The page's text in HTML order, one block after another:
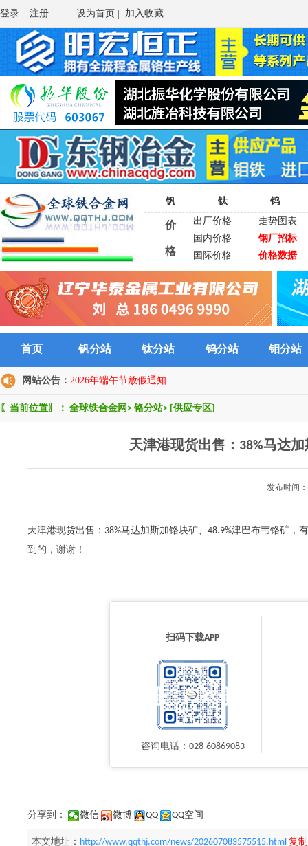
登录 注册 设为首页 加入收藏
钒 钛 钨
价
格
出厂价格
走势图表
国内价格
钢厂招标
国际价格
价格数据
首页 钒分站 钛分站 钨分站 钼分站
网站公告： 2026年端午节放假通知
〖当前位置〗： 全球铁合金网 > 铬分站> [供应专区]
天津港现货出售：38%马达
发布时间
天津港现货出售：38%马达加斯加铬块矿、48.9%津巴布韦铬矿
到的，谢谢！
扫码下载APP
咨询电话：028-60869083
分享到： 微信 微博 QQ QQ空间
本文地址： http://www.qqthj.com/news/202607083575515.html 复